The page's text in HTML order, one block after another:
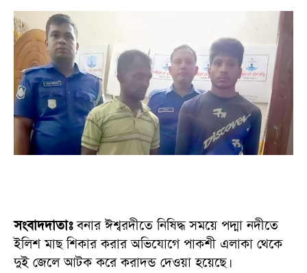
সংবাদদাতাঃবনার ঈশ্বরদীতে নিষিদ্ধ সময়ে পদ্মা নদীতে
ইলিশ মাছ শিকার করার অভিযোগে পাকশী এলাকা থেকে
দুই জেলে আটক করে করাদন্ড দেওয়া হয়েছে।